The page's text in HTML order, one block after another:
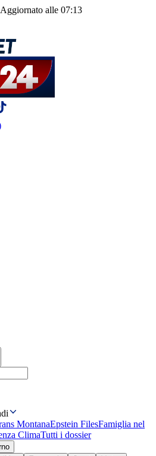
Aggiornato alle 07:13
MontanaEpstein FilesFamiglia nel
ClimaTutti i dossier